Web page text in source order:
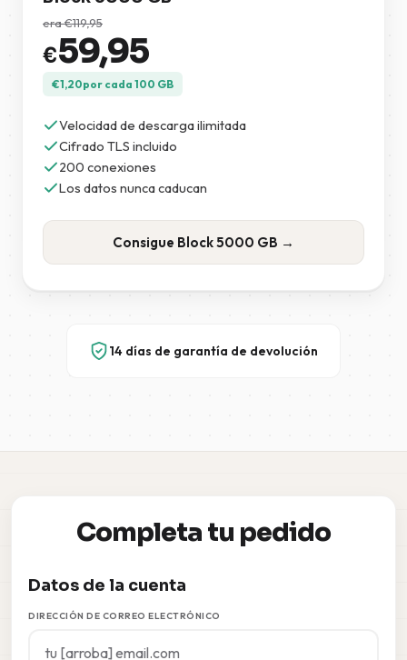
era€119,95
€59,95
€1,20por cada 100 GB
Velocidad de descarga ilimitada
Cifrado TLS incluido
200 conexiones
Los datos nunca caducan
Consigue Block 5000 GB →
14 días de garantía de devolución
Completa tu pedido
Datos de la cuenta
DIRECCIÓN DE CORREO ELECTRÓNICO